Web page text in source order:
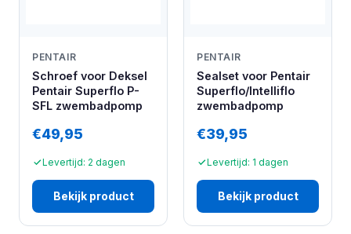
PENTAIR
Schroef voor Deksel
Pentair Superflo P-
SFL zwembadpomp
€49,95
Levertijd: 2 dagen
Bekijk product
PENTAIR
Sealset voor Pentair
Superflo/Intelliflo
zwembadpomp
€39,95
Levertijd: 1 dagen
Bekijk product